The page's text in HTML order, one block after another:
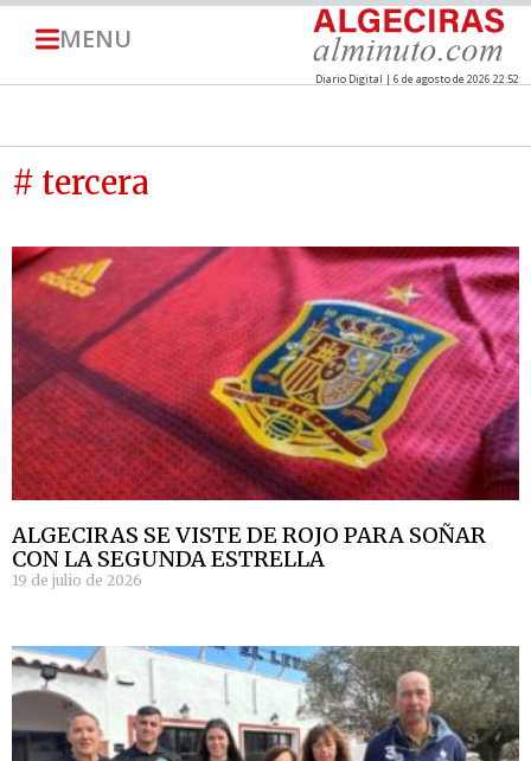
MENU
Diario Digital | 6 de agosto de 2026 22:52
# tercera
ALGECIRAS SE VISTE DE ROJO PARA SOÑAR
CON LA SEGUNDA ESTRELLA
19 de julio de 2026